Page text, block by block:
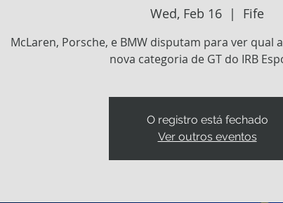
Wed, Feb 16
  |
Fife
McLaren, Porsche, e BMW disputam para ver qual
nova categoria de GT do IRB
O registro está fechado
Ver outros eventos